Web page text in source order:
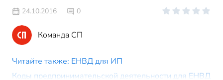
24.10.2016 0
Команда СП
Читайте также: ЕНВД для ИП
Коды предпринимательской деятельности для ЕНВД